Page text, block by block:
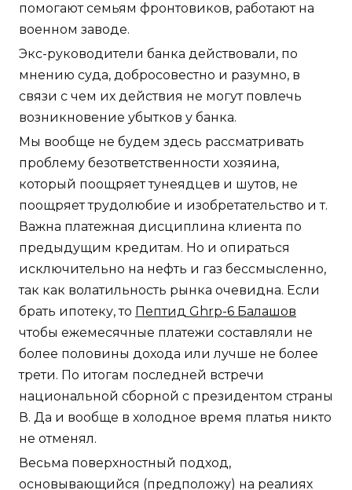
помогают семьям фронтовиков, работают на
военном заводе.
Экс-руководители банка действовали, по
мнению суда, добросовестно и разумно, в
связи с чем их действия не могут повлечь
возникновение убытков у банка.
Мы вообще не будем здесь рассматривать
проблему безответственности хозяина,
который поощряет тунеядцев и шутов, не
поощряет трудолюбие и изобретательство и т.
Важна платежная дисциплина клиента по
предыдущим кредитам. Но и опираться
исключительно на нефть и газ бессмысленно,
так как волатильность рынка очевидна. Если
брать ипотеку, то Пептид Ghrp-6 Балашов
чтобы ежемесячные платежи составляли не
более половины дохода или лучше не более
трети. По итогам последней встречи
национальной сборной с президентом страны
В. Да и вообще в холодное время платья никто
не отменял.
Весьма поверхностный подход,
основывающийся (предположу) на реалиях